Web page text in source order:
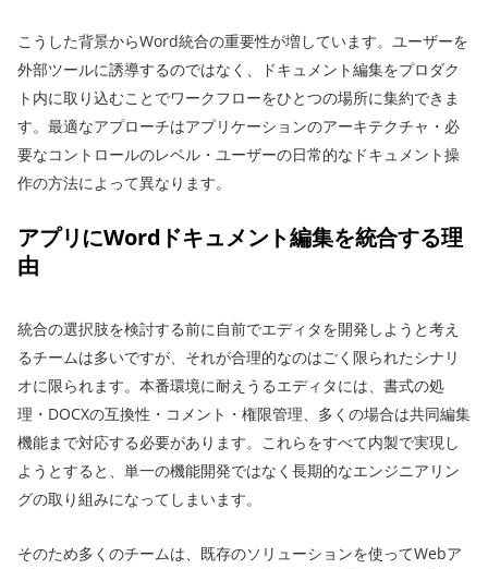
こうした背景からWord統合の重要性が増しています。ユーザーを
外部ツールに誘導するのではなく、ドキュメント編集をプロダク
ト内に取り込むことでワークフローをひとつの場所に集約できま
す。最適なアプローチはアプリケーションのアーキテクチャ・必
要なコントロールのレベル・ユーザーの日常的なドキュメント操
作の方法によって異なります。
アプリにWordドキュメント編集を統合する理
由
統合の選択肢を検討する前に自前でエディタを開発しようと考え
るチームは多いですが、それが合理的なのはごく限られたシナリ
オに限られます。本番環境に耐えうるエディタには、書式の処
理・DOCXの互換性・コメント・権限管理、多くの場合は共同編集
機能まで対応する必要があります。これらをすべて内製で実現し
ようとすると、単一の機能開発ではなく長期的なエンジニアリン
グの取り組みになってしまいます。
そのため多くのチームは、既存のソリューションを使ってWebア